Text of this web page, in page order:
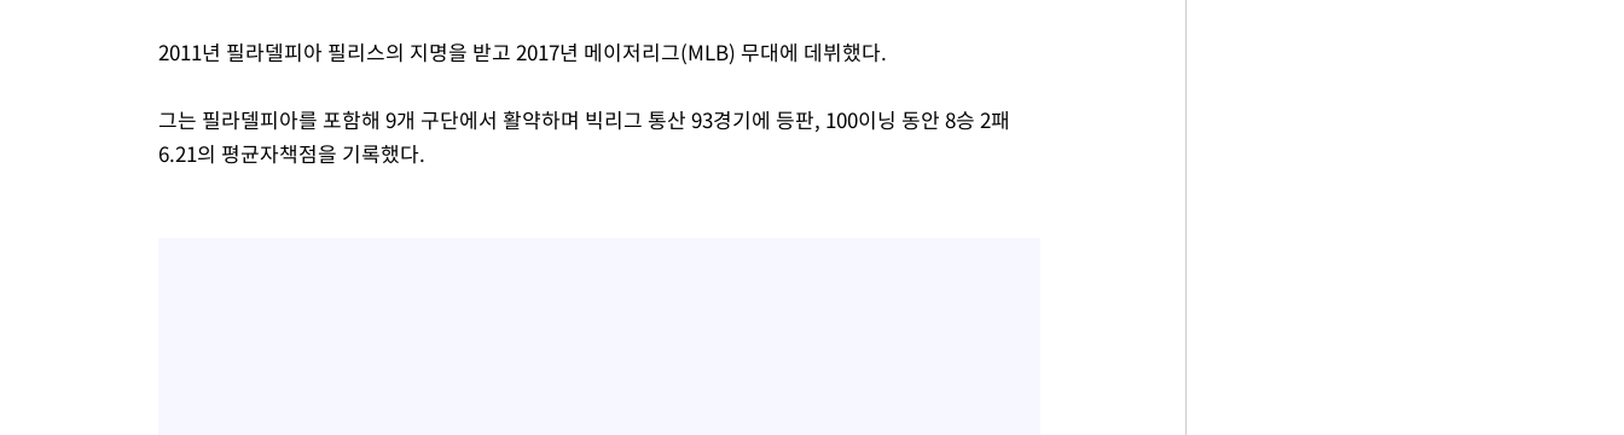
2011년 필라델피아 필리스의 지명을 받고 2017년 메이저리그(MLB) 무대에 데뷔했다.
그는 필라델피아를 포함해 9개 구단에서 활약하며 빅리그 통산 93경기에 등판, 100이닝 동안 8승 2패
6.21의 평균자책점을 기록했다.